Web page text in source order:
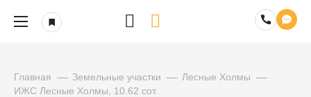
Главная Земельные участки
Лесные Холмы
ИЖС Лесные Холмы, 10.62 сот.